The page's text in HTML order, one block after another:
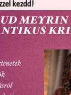
kezdd!